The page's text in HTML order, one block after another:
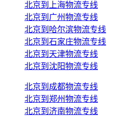
北京到上海物流专线
北京到广州物流专线
北京到哈尔滨物流专线
北京到石家庄物流专线
北京到天津物流专线
北京到沈阳物流专线
北京到成都物流专线
北京到郑州物流专线
北京到济南物流专线